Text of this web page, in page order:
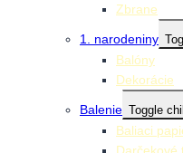
Zbrane
1. narodeniny
Balóny
Dekorácie
Balenie Toggle
Baliaci